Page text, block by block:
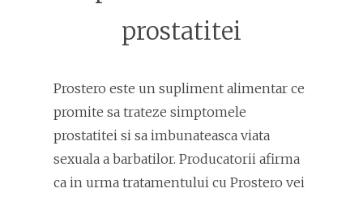
prostatitei
Prostero este un supliment alimentar ce
promite sa trateze simptomele
prostatitei si sa imbunateasca viata
sexuala a barbatilor. Producatorii afirma
ca in urma tratamentului cu Prostero vei